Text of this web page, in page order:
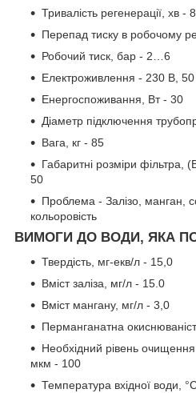
Тривалість регенерації, хв
Перепад тиску в робочому
Робочий тиск, бар - 2…6
Електроживлення - 230 В,
Енергоспоживання, Вт - 30
Діаметр підключення
Вага, кг - 85
Габаритні розміри
50
Проблема - Залізо, манган,
кольоровість
ВИМОГИ ДО ВОДИ, ЯКА
Твердість, мг-екв/л - 15,0
Вміст заліза, мг/л - 15.0
Вміст мангану, мг/л - 3,0
Перманганатна
Необхідний рівень очищення
мкм - 100
Температура вхідної води, °